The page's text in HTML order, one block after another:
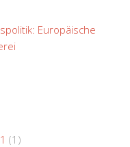
Europäische
(1)